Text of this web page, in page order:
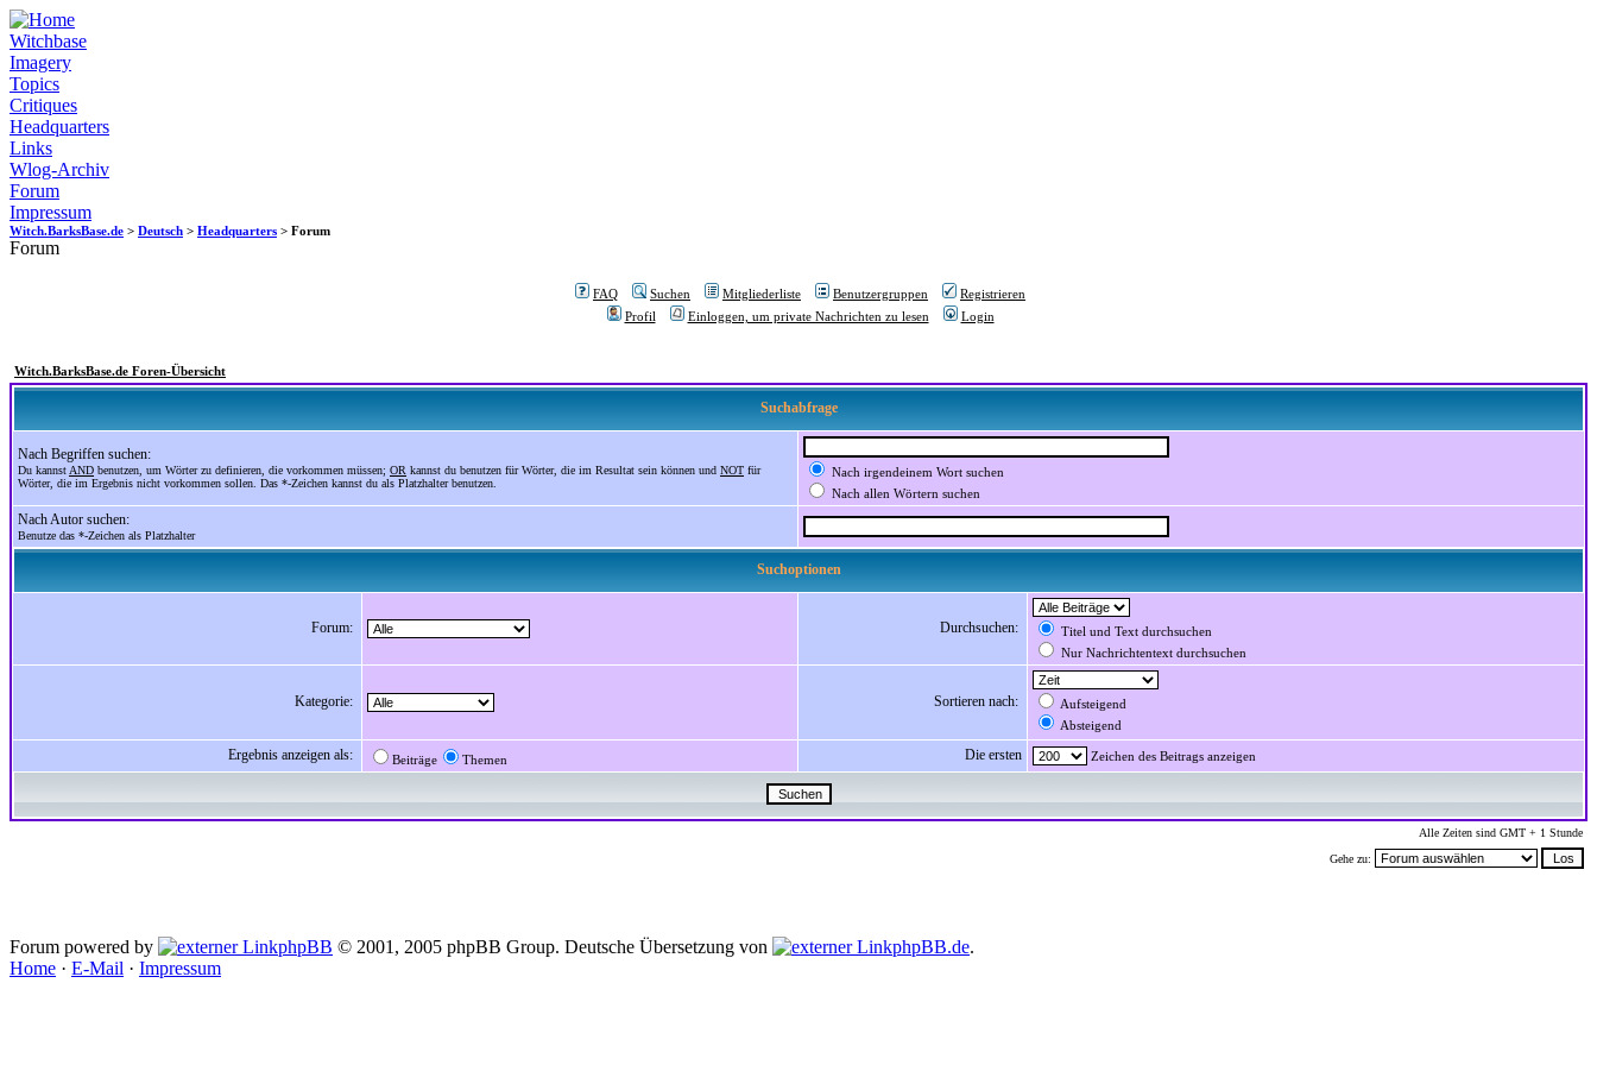
Witchbase
Imagery
Topics
Critiques
Headquarters
Links
Wlog-Archiv
Forum
Impressum
Witch.BarksBase.de > Deutsch > Headquarters > Forum
Forum
FAQ Suchen Mitgliederliste Benutzergruppen
Registrieren
Profil
Einloggen, um private Nachrichten zu lesen Login
Witch.BarksBase.de Foren-Übersicht
Suchabfrage
Nach Begriffen suchen:
Du kannst AND benutzen, um Wörter zu definieren, die vorkommen müssen; OR kannst du benutzen für Wörter, die im Resultat sein können und NOT für
Wörter, die im Ergebnis nicht vorkommen sollen. Das *-Zeichen kannst du als Platzhalter benutzen.
Nach irgendeinem Wort suchen
Nach allen Wörtern suchen
Nach Autor suchen:
Benutze das *-Zeichen als Platzhalter
Suchoptionen
Forum: Durchsuchen:
Titel und Text durchsuchen
Nur Nachrichtentext durchsuchen
Kategorie: Sortieren nach:
Aufsteigend
Absteigend
Ergebnis anzeigen als: Beiträge Themen Die ersten Zeichen des Beitrags anzeigen
Alle Zeiten sind GMT + 1 Stunde
Gehe zu:
Forum powered by phpBB © 2001, 2005 phpBB Group. Deutsche Übersetzung von phpBB.de.
Home · E-Mail · Impressum